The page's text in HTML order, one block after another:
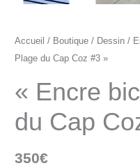
Accueil / Boutique / Dessin /
Plage du Cap Coz #3 »
« Encre
du Cap
350€